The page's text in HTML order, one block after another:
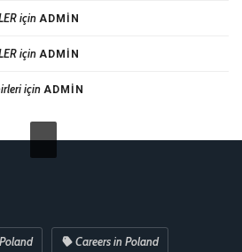
için ADMIN
için ADMIN
için ADMIN
Careers in Poland